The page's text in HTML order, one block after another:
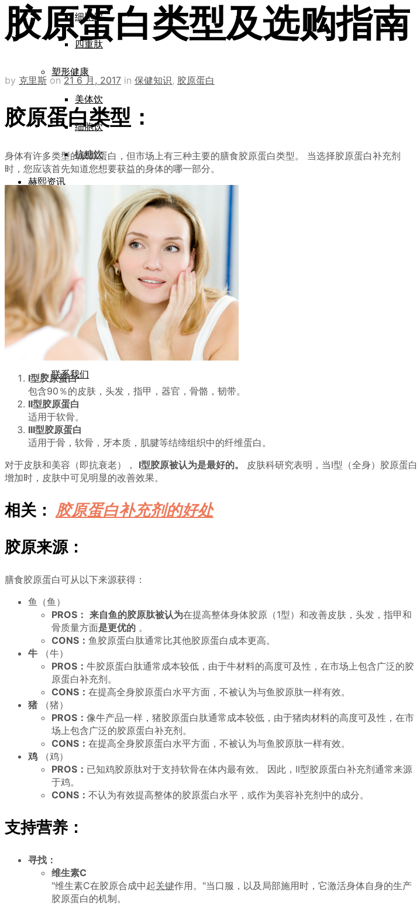
细胞饮
四重肽
塑形健康
美体饮
细胞饮
抗糖饮
赫熙资讯
品牌传奇
正品查验
服务支持
登录/注册
常见问题
商务合作
联系我们
胶原蛋白类型及选购指南
by 克里斯 on21 6 月, 2017 in 保健知识, 胶原蛋白
胶原蛋白类型：
身体有许多类型的胶原蛋白，但市场上有三种主要的膳食胶原蛋白类型。
当选择胶原蛋白补充剂
时，您应该首先知道您想要获益的身体的哪一部分。
I型胶原蛋白
包含90％的皮肤，头发，指甲，器官，骨骼，韧带。
II型胶原蛋白
适用于软骨。
III型胶原蛋白
适用于骨，软骨，牙本质，肌腱等结缔组织中的纤维蛋白。
对于皮肤和美容（即抗衰老）， I型胶原被认为是最好的。
皮肤科研究表明，当I型（全身）胶原蛋白
增加时，皮肤中可见明显的改善效果。
相关： 胶原蛋白补充剂的好处
胶原来源：
膳食胶原蛋白可从以下来源获得：
鱼（鱼）
PROS： 来自鱼的胶原肽被认为在提高整体身体胶原（1型）和改善皮肤，头发，指甲和
骨质量方面是更优的 。
CONS： 鱼胶原蛋白肽通常比其他胶原蛋白成本更高。
牛 （牛）
PROS： 牛胶原蛋白肽通常成本较低，由于牛材料的高度可及性，在市场上包含广泛的胶
原蛋白补充剂。
CONS： 在提高全身胶原蛋白水平方面，不被认为与鱼胶原肽一样有效。
猪（猪）
PROS： 像牛产品一样，猪胶原蛋白肽通常成本较低，由于猪肉材料的高度可及性，在市
场上包含广泛的胶原蛋白补充剂。
CONS： 在提高全身胶原蛋白水平方面，不被认为与鱼胶原肽一样有效。
鸡 （鸡）
PROS： 已知鸡胶原肽对于支持软骨在体内最有效。
因此，II型胶原蛋白补充剂通常来源
于鸡。
CONS： 不认为有效提高整体的胶原蛋白水平，或作为美容补充剂中的成分。
支持营养：
寻找：
维生素C
维生素C在胶原合成中起关键作用。
当口服，以及局部施用时，它激活身体自身的生产
胶原蛋白的机制。